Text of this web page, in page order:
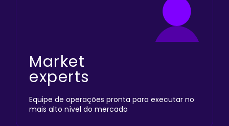
Market
experts
Equipe de operações pronta para executar no
mais alto nível do mercado